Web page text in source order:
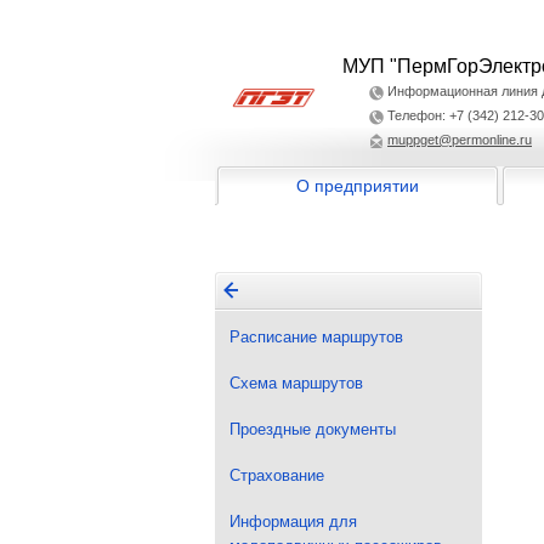
МУП
Информационная линия
Телефон: +7 (342) 212-
muppget@permonline.ru
О предприятии
Расписание маршрутов
Схема маршрутов
Проездные документы
Страхование
Информация для